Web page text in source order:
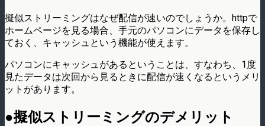
擬似ストリーミングはなぜ配信が速いのでしょうか。httpで
ホームページを見る場合、手元のパソコンにデータを保存し
ておく、キャッシュという機能が使えます。
パソコンにキャッシュがあるということは、すなわち、1度
見たデータは次回から見るときに配信が速くなるというメリ
ットがあります。
●擬似ストリーミングのデメリット